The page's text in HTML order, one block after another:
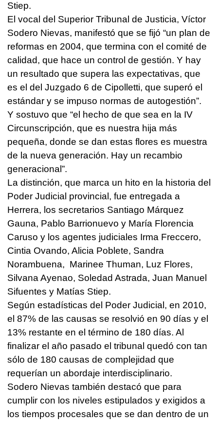
Stiep.
El vocal del Superior Tribunal de Justicia, Víctor
Sodero Nievas, manifestó que se fijó “un plan de
reformas en 2004, que termina con el comité de
calidad, que hace un control de gestión. Y hay
un resultado que supera las expectativas, que
es el del Juzgado 6 de Cipolletti, que superó el
estándar y se impuso normas de autogestión”.
Y sostuvo que “el hecho de que sea en la IV
Circunscripción, que es nuestra hija más
pequeña, donde se dan estas flores es muestra
de la nueva generación. Hay un recambio
generacional”.
La distinción, que marca un hito en la historia del
Poder Judicial provincial, fue entregada a
Herrera, los secretarios Santiago Márquez
Gauna, Pablo Barrionuevo y María Florencia
Caruso y los agentes judiciales Irma Freccero,
Cintia Ovando, Alicia Poblete, Sandra
Norambuena, Marinee Thuman, Luz Flores,
Silvana Ayenao, Soledad Astrada, Juan Manuel
Sifuentes y Matías Stiep.
Según estadísticas del Poder Judicial, en 2010,
el 87% de las causas se resolvió en 90 días y el
13% restante en el término de 180 días. Al
finalizar el año pasado el tribunal quedó con tan
sólo de 180 causas de complejidad que
requerían un abordaje interdisciplinario.
Sodero Nievas también destacó que para
cumplir con los niveles estipulados y exigidos a
los tiempos procesales que se dan dentro de un